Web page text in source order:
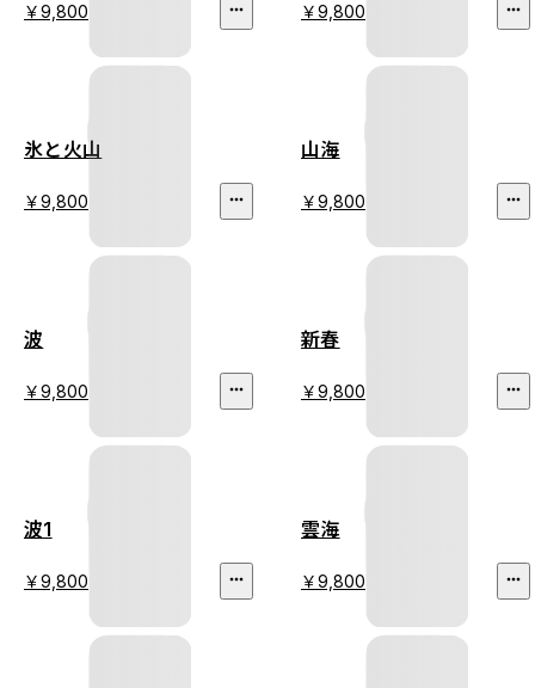
￥9,800 ￥9,800
氷と火山
￥9,800
山海
￥9,800
波
￥9,800
新春
￥9,800
波1
￥9,800
雲海
￥9,800